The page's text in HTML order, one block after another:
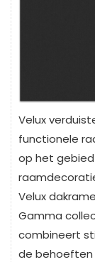
Velux
functionele
op het
Velux
Gamma
combineert
de behoeften